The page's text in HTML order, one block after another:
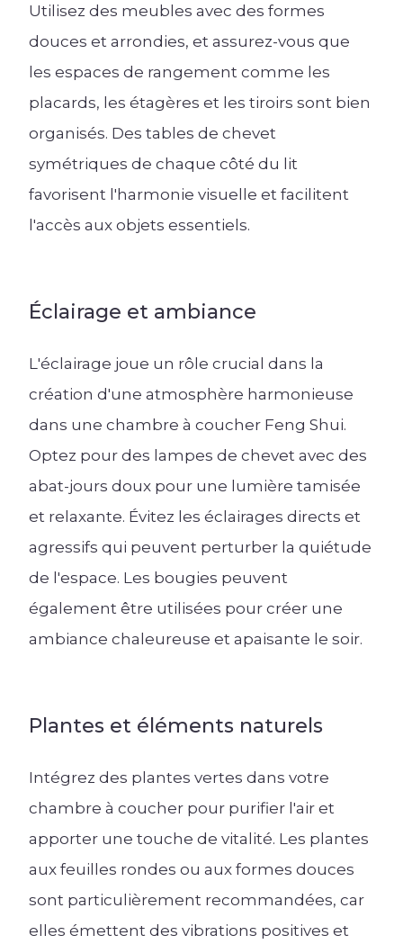
Utilisez des meubles avec des formes
douces et arrondies, et assurez-vous que
les espaces de rangement comme les
placards, les étagères et les tiroirs sont bien
organisés. Des tables de chevet
symétriques de chaque côté du lit
favorisent l'harmonie visuelle et facilitent
l'accès aux objets essentiels.
Éclairage et ambiance
L'éclairage joue un rôle crucial dans la
création d'une atmosphère harmonieuse
dans une chambre à coucher Feng Shui.
Optez pour des lampes de chevet avec des
abat-jours doux pour une lumière tamisée
et relaxante. Évitez les éclairages directs et
agressifs qui peuvent perturber la quiétude
de l'espace. Les bougies peuvent
également être utilisées pour créer une
ambiance chaleureuse et apaisante le soir.
Plantes et éléments naturels
Intégrez des plantes vertes dans votre
chambre à coucher pour purifier l'air et
apporter une touche de vitalité. Les plantes
aux feuilles rondes ou aux formes douces
sont particulièrement recommandées, car
elles émettent des vibrations positives et